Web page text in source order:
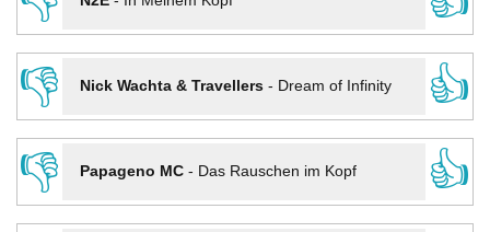
👎
Nick Wachta & Travellers- Dream of Infinity
👍
👎
Papageno MC- Das Rauschen im Kopf
👍